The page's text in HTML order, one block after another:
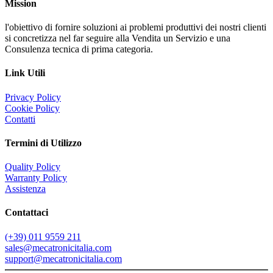
Mission
l'obiettivo di fornire soluzioni ai problemi produttivi dei nostri clienti
si concretizza nel far seguire alla Vendita un Servizio e una
Consulenza tecnica di prima categoria.
Link Utili
Privacy Policy
Cookie Policy
Contatti
Termini di Utilizzo
Quality Policy
Warranty Policy
Assistenza
Contattaci
(+39) 011 9559 211
sales@mecatronicitalia.com
support@mecatronicitalia.com